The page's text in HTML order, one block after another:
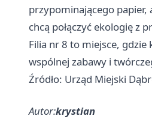
przypominającego papier,
chcą połączyć ekologię z
Filia nr 8 to miejsce,
wspólnej zabawy i
Źródło: Urząd Miejski
Autor:krystian